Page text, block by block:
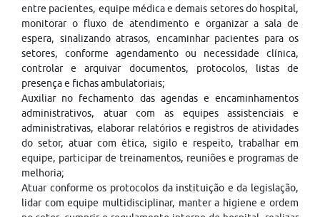
entre pacientes, equipe médica e demais setores do hospital,
monitorar o fluxo de atendimento e organizar a sala de
espera, sinalizando atrasos, encaminhar pacientes para os
setores, conforme agendamento ou necessidade clínica,
controlar e arquivar documentos, protocolos, listas de
presença e fichas ambulatoriais;
Auxiliar no fechamento das agendas e encaminhamentos
administrativos, atuar com as equipes assistenciais e
administrativas, elaborar relatórios e registros de atividades
do setor, atuar com ética, sigilo e respeito, trabalhar em
equipe, participar de treinamentos, reuniões e programas de
melhoria;
Atuar conforme os protocolos da instituição e da legislação,
lidar com equipe multidisciplinar, manter a higiene e ordem